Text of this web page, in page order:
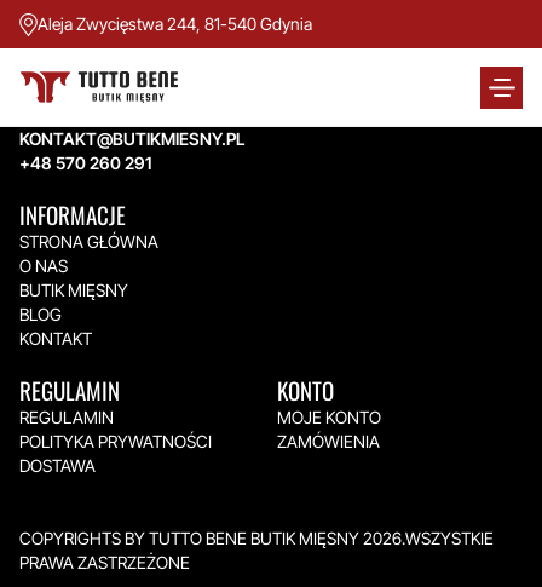
Aleja Zwycięstwa 244, 81-540 Gdynia
TUTTO BENE BUTIK MIĘSNY
Aleja Zwycięstwa 244,
KONTAKT@BUTIKMIESNY.PL
+48 570 260 291
INFORMACJE
STRONA GŁÓWNA
O NAS
BUTIK MIĘSNY
BLOG
KONTAKT
REGULAMIN
REGULAMIN
POLITYKA PRYWATNOŚCI
DOSTAWA
KONTO
MOJE KONTO
ZAMÓWIENIA
COPYRIGHTS BY TUTTO BENE BUTIK MIĘSNY 2026.WSZYSTKIE
PRAWA ZASTRZEŻONE